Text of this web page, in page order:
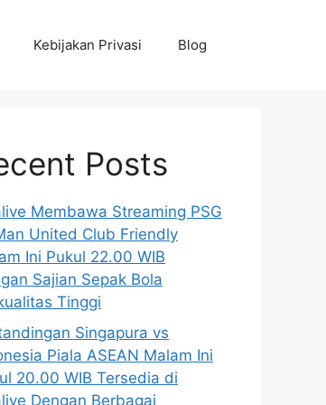
Kebijakan Privasi Blog
Posts
Membawa Streaming PSG
United Club Friendly
Ini Pukul 22.00 WIB
Sajian Sepak Bola
Tinggi
Singapura vs
Piala ASEAN Malam Ini
20.00 WIB Tersedia di
Dengan Berbagai